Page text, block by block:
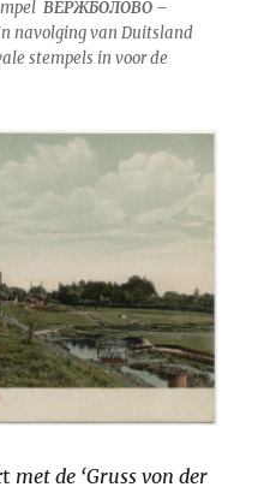
ВЕРЖБОЛОВО –
navolging van Duitsland
stempels in voor de
met de ‘Gruss von der